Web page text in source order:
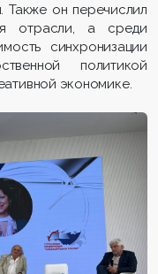
Также он перечислил
отрасли, а среди
синхронизации
политикой
экономике.